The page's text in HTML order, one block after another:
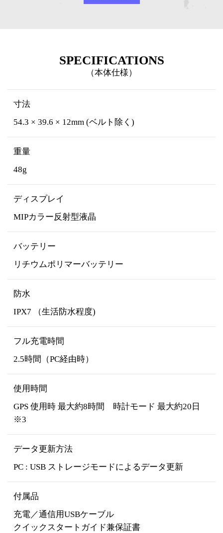
SPECIFICATIONS
（本体仕様）
寸法
54.3 × 39.6 × 12mm (ベルト除く)
重量
48g
ディスプレイ
MIPカラー反射型液晶
バッテリー
リチウムポリマーバッテリー
防水
IPX7 （生活防水程度)
フル充電時間
2.5時間（PC経由時）
使用時間
GPS 使用時 最大約8時間 時計モード 最大約20日
※3
データ更新方法
PC : USB ストレージモードによるデータ更新
付属品
充電／通信用USBケーブル
クイックスタートガイド兼保証書